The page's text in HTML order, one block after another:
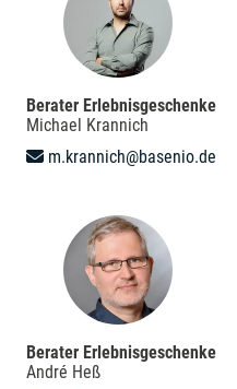
Berater Erlebnisgeschenke
Michael Krannich
m.krannich@basenio.de
Berater Erlebnisgeschenke
André Heß